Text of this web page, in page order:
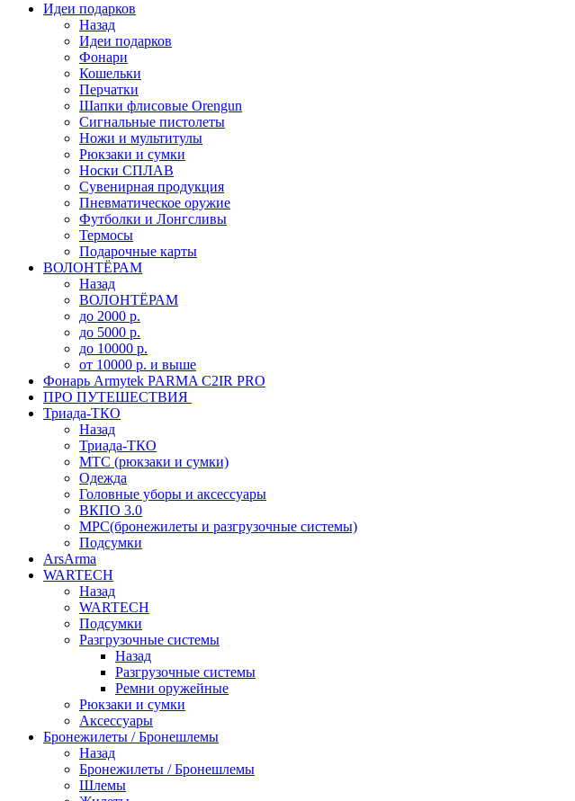
Идеи подарков
Назад
Идеи подарков
Фонари
Кошельки
Перчатки
Шапки флисовые Orengun
Сигнальные пистолеты
Ножи и мультитулы
Рюкзаки и сумки
Носки СПЛАВ
Сувенирная продукция
Пневматическое оружие
Футболки и Лонгсливы
Термосы
Подарочные карты
ВОЛОНТЁРАМ
Назад
ВОЛОНТЁРАМ
до 2000 р.
до 5000 р.
до 10000 р.
от 10000 р. и выше
Фонарь Armytek PARMA C2IR PRO
ПРО ПУТЕШЕСТВИЯ
Триада-ТКО
Назад
Триада-ТКО
МТС (рюкзаки и сумки)
Одежда
Головные уборы и аксессуары
ВКПО 3.0
МРС(бронежилеты и разгрузочные системы)
Подсумки
ArsArma
WARTECH
Назад
WARTECH
Подсумки
Разгрузочные системы
Назад
Разгрузочные системы
Ремни оружейные
Рюкзаки и сумки
Аксессуары
Бронежилеты / Бронешлемы
Назад
Бронежилеты / Бронешлемы
Шлемы